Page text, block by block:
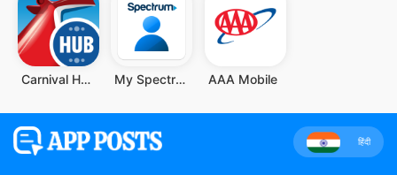
Carnival HUB My Spectrum AAA Mobile
हिंदी